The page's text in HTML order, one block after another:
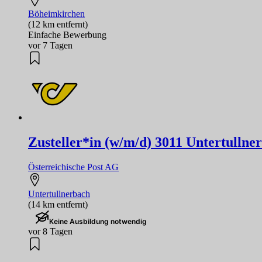
Böheimkirchen
(12 km entfernt)
Einfache Bewerbung
vor 7 Tagen
Zusteller*in (w/m/d) 3011
Österreichische Post AG
Untertullnerbach
(14 km entfernt)
Keine Ausbildung notwendig
vor 8 Tagen